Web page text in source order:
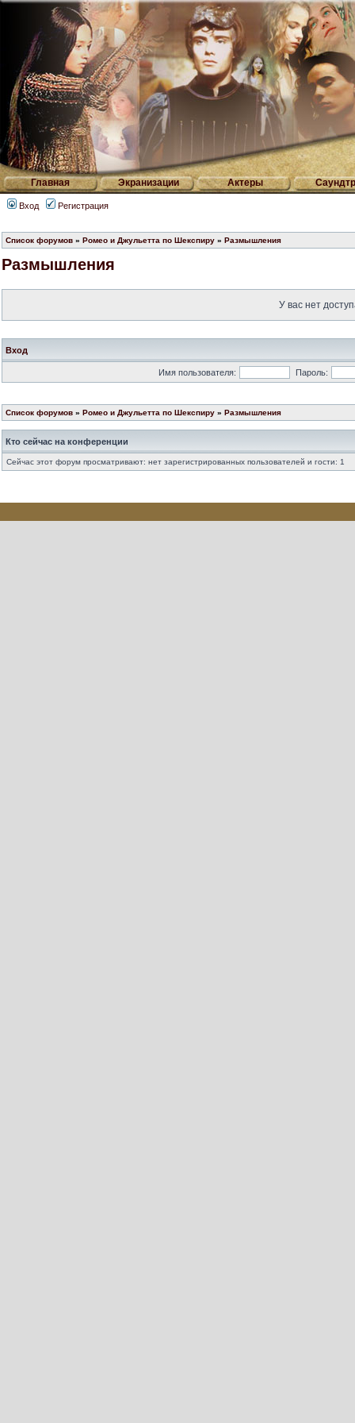
Главная Экранизации Актеры
Вход Регистрация
Список форумов » Ромео и Джульетта по Шекспиру » Размышления
Размышления
У вас нет
Вход
Имя пользователя: Пароль:
Список форумов » Ромео и Джульетта по Шекспиру » Размышления
Кто сейчас на конференции
Сейчас этот форум просматривают: нет зарегистрированных пользователей и гости: 1